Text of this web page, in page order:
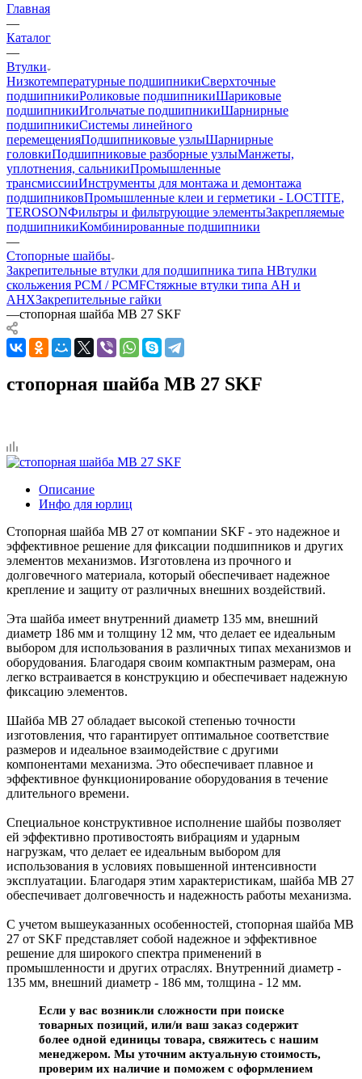
Главная
—
Каталог
—
Втулки
Низкотемпературные подшипникиСверхточные
подшипникиРоликовые подшипникиШариковые
подшипникиИгольчатые подшипникиШарнирные
подшипникиСистемы линейного
перемещенияПодшипниковые узлыШарнирные
головкиПодшипниковые разборные узлыМанжеты,
уплотнения, сальникиПромышленные
трансмиссииИнструменты для монтажа и демонтажа
подшипниковПромышленные клеи и герметики - LOCTITE,
TEROSONФильтры и фильтрующие элементыЗакрепляемые
подшипникиКомбинированные подшипники
—
Стопорные шайбы
Закрепительные втулки для подшипника типа HВтулки
скольжения PCM / PCMFСтяжные втулки типа AH и
AHXЗакрепительные гайки
—стопорная шайба MB 27 SKF
стопорная шайба MB 27 SKF
Описание
Инфо для юрлиц
Стопорная шайба MB 27 от компании SKF - это надежное и
эффективное решение для фиксации подшипников и других
элементов механизмов. Изготовлена из прочного и
долговечного материала, который обеспечивает надежное
крепление и защиту от различных внешних воздействий.
Эта шайба имеет внутренний диаметр 135 мм, внешний
диаметр 186 мм и толщину 12 мм, что делает ее идеальным
выбором для использования в различных типах механизмов и
оборудования. Благодаря своим компактным размерам, она
легко встраивается в конструкцию и обеспечивает надежную
фиксацию элементов.
Шайба MB 27 обладает высокой степенью точности
изготовления, что гарантирует оптимальное соответствие
размеров и идеальное взаимодействие с другими
компонентами механизма. Это обеспечивает плавное и
эффективное функционирование оборудования в течение
длительного времени.
Специальное конструктивное исполнение шайбы позволяет
ей эффективно противостоять вибрациям и ударным
нагрузкам, что делает ее идеальным выбором для
использования в условиях повышенной интенсивности
эксплуатации. Благодаря этим характеристикам, шайба MB 27
обеспечивает долговечность и надежность работы механизма.
С учетом вышеуказанных особенностей, стопорная шайба MB
27 от SKF представляет собой надежное и эффективное
решение для широкого спектра применений в
промышленности и других отраслях. Внутренний диаметр -
135 мм, внешний диаметр - 186 мм, толщина - 12 мм.
Если у вас возникли сложности при поиске
товарных позиций, или/и ваш заказ содержит
более одной единицы товара, свяжитесь с нашим
менеджером. Мы уточним актуальную стоимость,
проверим их наличие и поможем с оформлением